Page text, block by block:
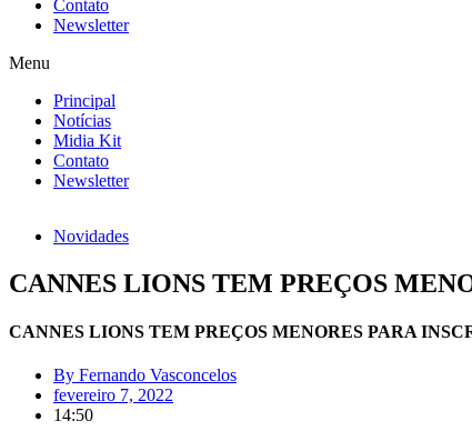
Contato
Newsletter
Menu
Principal
Notícias
Midia Kit
Contato
Newsletter
Novidades
CANNES LIONS TEM PREÇOS
CANNES LIONS TEM PREÇOS MENORES PARA
By Fernando Vasconcelos
fevereiro 7, 2022
14:50